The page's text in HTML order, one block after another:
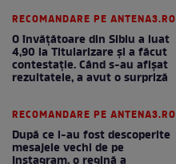
RECOMANDARE PE ANTENA3.RO
O învățătoare din Sibiu a luat
4,90 la Titularizare și a făcut
contestație. Când s-au afișat
rezultatele, a avut o surpriză
RECOMANDARE PE ANTENA3.RO
După ce i-au fost descoperite
mesajele vechi de pe